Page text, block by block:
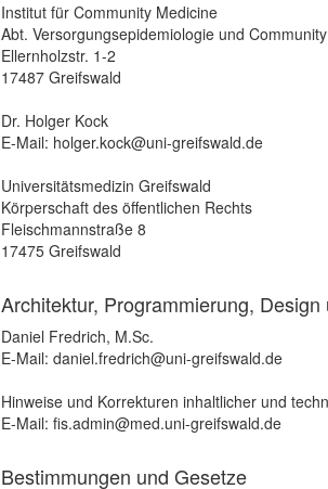
Institut für Community Medicine
Abt. Versorgungsepidemiologie und
Ellernholzstr. 1-2
17487 Greifswald
Dr. Holger Kock
E-Mail: holger.kock@uni-greifswald.de
Universitätsmedizin Greifswald
Körperschaft des öffentlichen Rechts
Fleischmannstraße 8
17475 Greifswald
Architektur, Programmierung,
Daniel Fredrich, M.Sc.
E-Mail: daniel.fredrich@uni-greifswald.de
Hinweise und Korrekturen inhaltlicher und
E-Mail: fis.admin@med.uni-greifswald.de
Bestimmungen und Gesetze